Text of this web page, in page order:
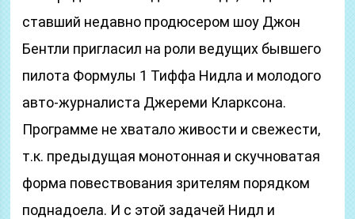
ставший недавно продюсером шоу Джон
Бентли пригласил на роли ведущих бывшего
пилота Формулы 1 Тиффа Нидла и молодого
авто-журналиста Джереми Кларксона.
Программе не хватало живости и свежести,
т.к. предыдущая монотонная и скучноватая
форма повествования зрителям порядком
поднадоела. И с этой задачей Нидл и